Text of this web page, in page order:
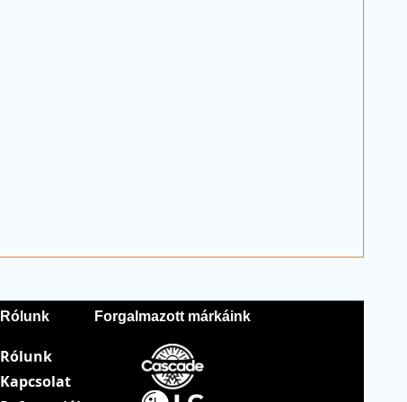
Rólunk
Rólunk
Kapcsolat
Forgalmazott márkáink